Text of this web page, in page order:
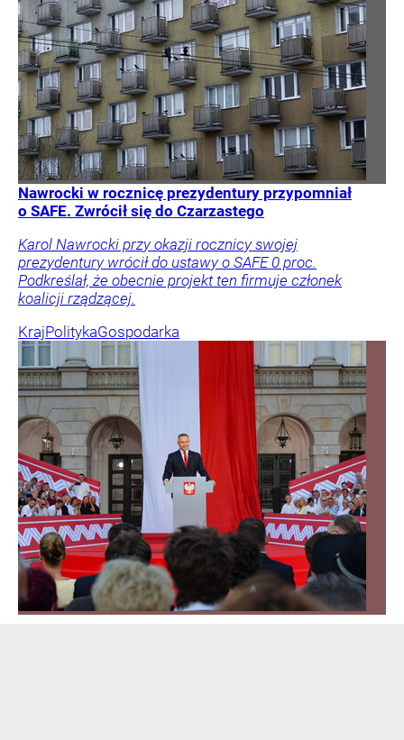
Nawrocki w rocznicę prezydentury przypomniał
o SAFE. Zwrócił się do Czarzastego
Karol Nawrocki przy okazji rocznicy swojej
prezydentury wrócił do ustawy o SAFE 0 proc.
Podkreślał, że obecnie projekt ten firmuje członek
koalicji rządzącej.
KrajPolitykaGospodarka